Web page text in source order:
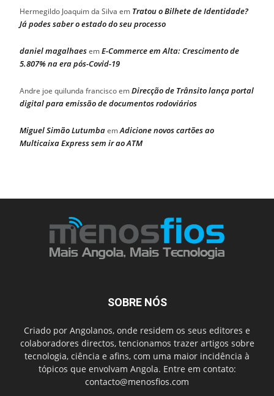
Hermegildo Joaquim da Silva em Tratou o Bilhete de Identidade?
Já podes saber o estado do seu processo
daniel magalhaesemE-Commerce em Alta: Crescimento de
5.807% na era pós-Covid-19
Andre joe quilunda franciscoemDirecção de Trânsito lança portal
digital para emissão de documentos rodoviários
Miguel Simão LutumbaemAdicione novos cartões ao
Multicaixa Express sem ir ao ATM
SOBRE NÓS
Criado por Angolanos, onde residem os seus editores e
colaboradores directos, tencionamos trazer artigos sobre
tecnologia, ciência e afins, com uma maior incidência à
tópicos que envolvam Angola. Entre em contato:
contacto@menosfios.com